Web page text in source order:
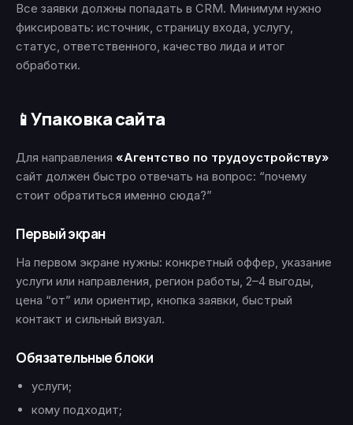
Все заявки должны попадать в CRM. Минимум нужно
фиксировать: источник, страницу входа, услугу,
статус, ответственного, качество лида и итог
обработки.
📱Упаковка сайта
Для направления «Агентство по трудоустройству»
сайт должен быстро отвечать на вопрос: “почему
стоит обратиться именно сюда?”
Первый экран
На первом экране нужны: конкретный оффер, указание
услуги или направления, регион работы, 2–4 выгоды,
цена “от” или ориентир, кнопка заявки, быстрый
контакт и сильный визуал.
Обязательные блоки
услуги;
кому подходит;